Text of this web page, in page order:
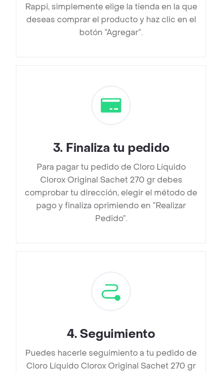
Rappi, simplemente elige la tienda en la que
deseas comprar el producto y haz clic en el
botón “Agregar”.
3. Finaliza tu pedido
Para pagar tu pedido de Cloro Líquido
Clorox Original Sachet 270 gr debes
comprobar tu dirección, elegir el método de
pago y finaliza oprimiendo en “Realizar
Pedido”.
4. Seguimiento
Puedes hacerle seguimiento a tu pedido de
Cloro Líquido Clorox Original Sachet 270 gr